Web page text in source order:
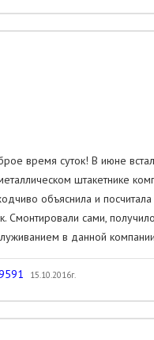
время суток! В июне
штакетнике
объяснила и
Смонтировали сами,
в данной
15.10.2016г.